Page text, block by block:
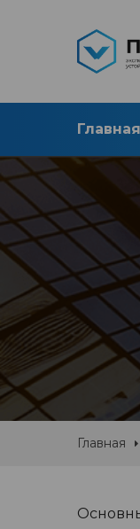
Главная
Главная